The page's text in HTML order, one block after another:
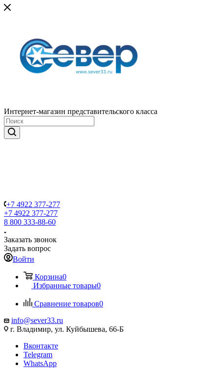
Интернет-магазин представительского класса
+7 4922 377-277
+7 4922 377-277
8 800 333-88-60
Заказать звонок
Задать вопрос
Войти
Корзина0
Избранные товары0
Сравнение товаров0
info@sever33.ru
г. Владимир, ул. Куйбышева, 66-Б
Вконтакте
Telegram
WhatsApp